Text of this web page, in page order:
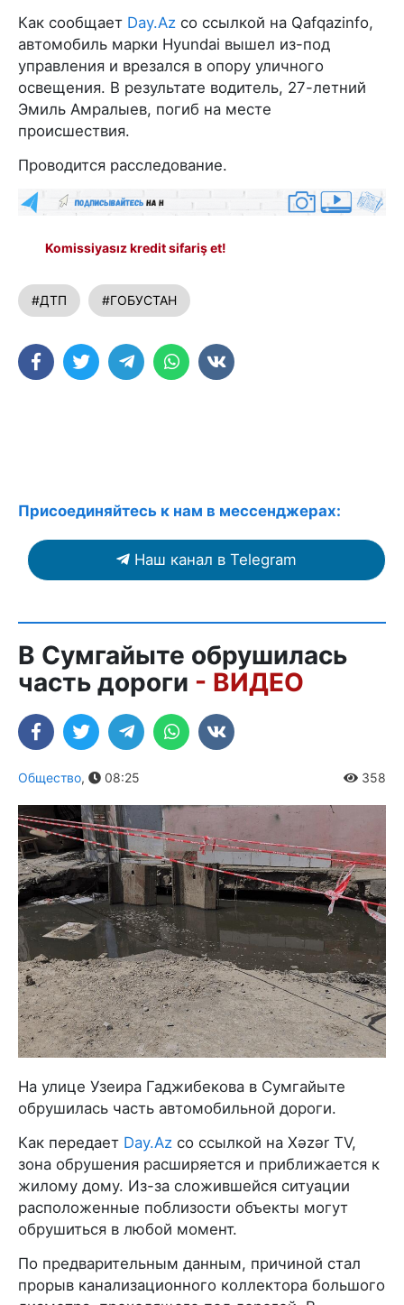
Как сообщает Day.Az со ссылкой на Qafqazinfo,
автомобиль марки Hyundai вышел из-под
управления и врезался в опору уличного
освещения. В результате водитель, 27-летний
Эмиль Амралыев, погиб на месте
происшествия.
Проводится расследование.
Komissiyasız kredit sifariş et!
#ДТП #ГОБУСТАН
Присоединяйтесь к нам в мессенджерах:
Наш канал в Telegram
В Сумгайыте обрушилась
часть дороги - ВИДЕО
Общество, 08:25 358
На улице Узеира Гаджибекова в Сумгайыте
обрушилась часть автомобильной дороги.
Как передает Day.Az со ссылкой на Xəzər TV,
зона обрушения расширяется и приближается к
жилому дому. Из-за сложившейся ситуации
расположенные поблизости объекты могут
обрушиться в любой момент.
По предварительным данным, причиной стал
прорыв канализационного коллектора большого